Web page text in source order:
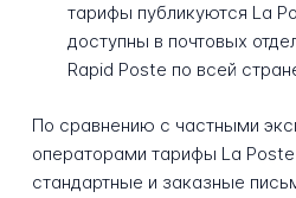
тарифы публикуются La
доступны в почтовых
Rapid Poste по всей
По сравнению с частными
операторами тарифы La Poste
стандартные и заказные